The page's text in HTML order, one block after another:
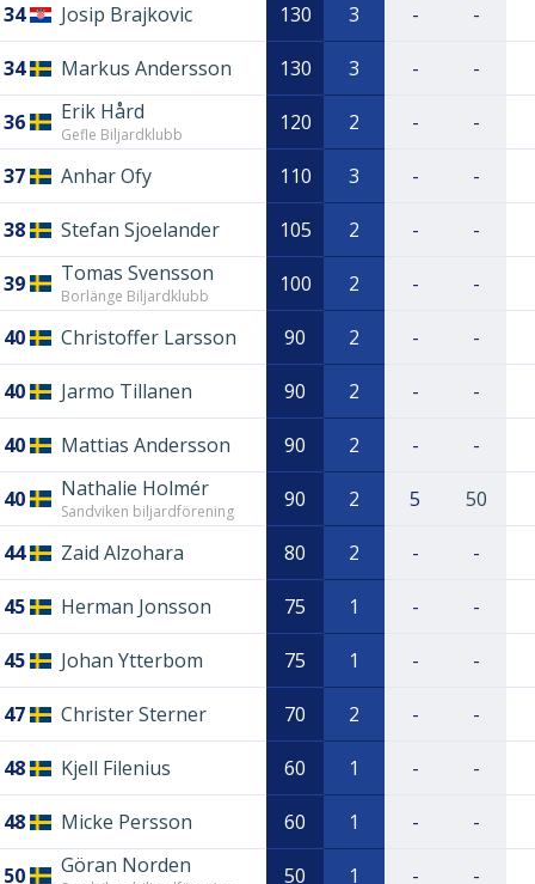
34 Josip Brajkovic 130 3 - -
34 Markus Andersson 130 3 - -
36 Erik Hård
Gefle Biljardklubb 120 2 - -
37 Anhar Ofy 110 3 - -
38 Stefan Sjoelander 105 2 - -
39 Tomas Svensson
Borlänge Biljardklubb 100 2 - -
40 Christoffer Larsson 90 2 - -
40 Jarmo Tillanen 90 2 - -
40 Mattias Andersson 90 2 - -
40 Nathalie Holmér
Sandviken biljardförening 90 2 5 50
44 Zaid Alzohara 80 2 - -
45 Herman Jonsson 75 1 - -
45 Johan Ytterbom 75 1 - -
47 Christer Sterner 70 2 - -
48 Kjell Filenius 60 1 - -
48 Micke Persson 60 1 - -
50 Göran Norden 50 1 - -